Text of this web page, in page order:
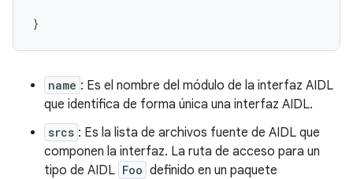
name : Es el nombre del módulo de la interfaz AIDL
que identifica de forma única una interfaz AIDL.
srcs : Es la lista de archivos fuente de AIDL que
componen la interfaz. La ruta de acceso para un
tipo de AIDL Foo definido en un paquete